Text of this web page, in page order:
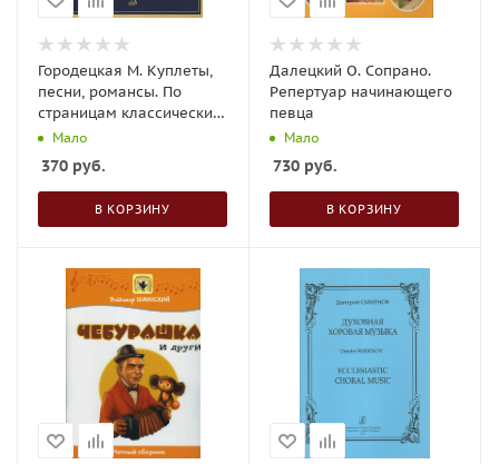
Городецкая М. Куплеты,
песни, романсы. По
страницам классических
оперертт
Мало
370 руб.
В КОРЗИНУ
Далецкий О. Сопрано.
Репертуар начинающего
певца
Мало
730 руб.
В КОРЗИНУ